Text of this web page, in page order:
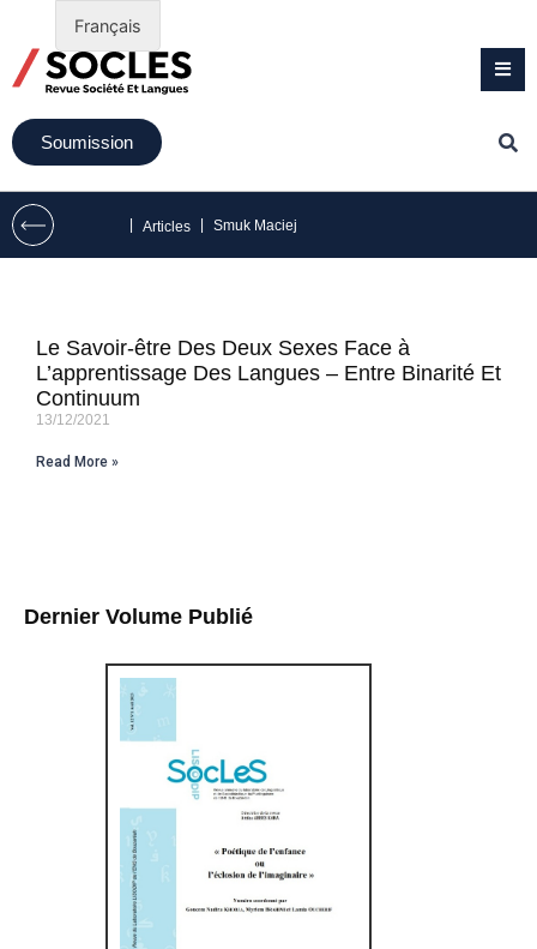
Soumission
Articles Smuk Maciej
Dernier Volume Publié
Le Savoir-être Des Deux Sexes Face à
L’apprentissage Des Langues – Entre Binarité Et
Continuum
13/12/2021
Read More »
Français